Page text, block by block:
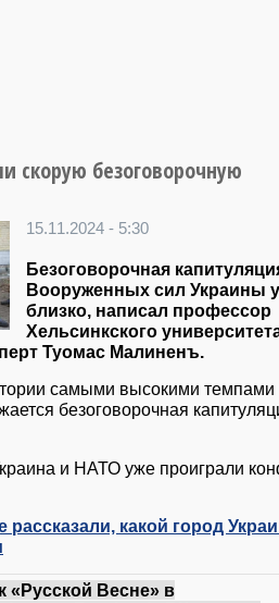
скорую безоговорочную
15.11.2024 - 5:30
Безоговорочная
Вооруженных сил Украины
близко, написал профессор
Хельсинкского
Туомас Малиненъ.
самыми высокими темпами
безоговорочная
и НАТО уже проиграли
рассказали, какой город
«Русской Весне» в